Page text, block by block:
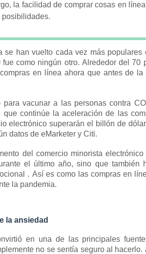
la facilidad de comprar cosas en
posibilidades.
se han vuelto cada vez más
como ningún otro. Alrededor del 70
en línea ahora que antes de
vacunar a las personas contra
que continúe la aceleración de las
electrónico superarán el billón de
datos de eMarketer y Citi.
del comercio minorista
el último año, sino que también
. Así es como las compras en
la pandemia.
la ansiedad
en una de las principales
no se sentía seguro al hacerlo.